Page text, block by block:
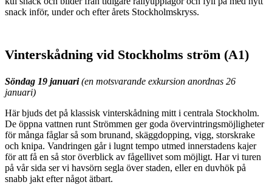
snack inför, under och efter årets Stockholmskryss.
Vinterskådning vid Stockholms ström (A1)
Söndag 19 januari(en motsvarande exkursion anordnas 26
januari)
Här bjuds det på klassisk vinterskådning mitt i centrala Stockholm.
De öppna vattnen runt Strömmen ger goda övervintringsmöjligheter
för många fåglar så som brunand, skäggdopping, vigg, storskrake
och knipa. Vandringen går i lugnt tempo utmed innerstadens kajer
för att få en så stor överblick av fågellivet som möjligt. Har vi turen
på vår sida ser vi havsörn segla över staden, eller en duvhök på
snabb jakt efter något ätbart.